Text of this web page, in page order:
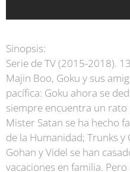
Sinopsis:
Serie de TV (2015-2018).
Majin Boo, Goku y sus
pacífica: Goku ahora se
siempre encuentra un
Mister Satan se ha hecho
de la Humanidad; Trunks y
Gohan y Videl se han
vacaciones en familia.